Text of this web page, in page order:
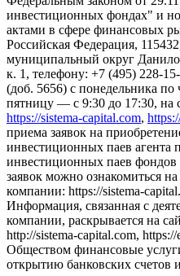
инвестиционных фондах" и
актами в сфере финансовых
Российская Федерация,
муниципальный округ
к. 1, телефону: +7 (495) 228-
(доб. 5656) с понедельника
пятницу — с 9:30 до 17:30, на
https://sistema-capital.com,
приема заявок на
инвестиционных паев
инвестиционных паев
заявок можно ознакомиться
компании: https://sistema-
Информация, связанная с
компании, раскрывается на
http://sistema-capital.com,
Обществом финансовые
открытию банковских